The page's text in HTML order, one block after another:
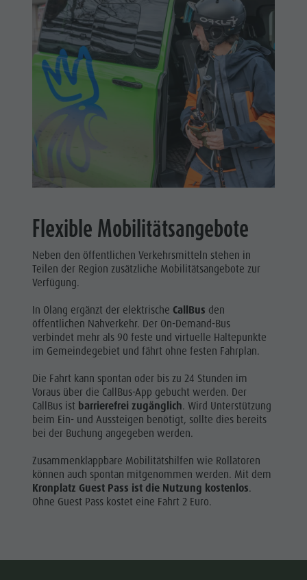
Flexible Mobilitätsangebote
Neben den öffentlichen Verkehrsmitteln stehen in
Teilen der Region zusätzliche Mobilitätsangebote zur
Verfügung.
In Olang ergänzt der elektrische CallBus den
öffentlichen Nahverkehr. Der On-Demand-Bus
verbindet mehr als 90 feste und virtuelle Haltepunkte
im Gemeindegebiet und fährt ohne festen Fahrplan.
Die Fahrt kann spontan oder bis zu 24 Stunden im
Voraus über die CallBus-App gebucht werden. Der
CallBus ist barrierefrei zugänglich. Wird Unterstützung
beim Ein- und Aussteigen benötigt, sollte dies bereits
bei der Buchung angegeben werden.
Zusammenklappbare Mobilitätshilfen wie Rollatoren
können auch spontan mitgenommen werden. Mit dem
Kronplatz Guest Pass ist die Nutzung kostenlos.
Ohne Guest Pass kostet eine Fahrt 2 Euro.